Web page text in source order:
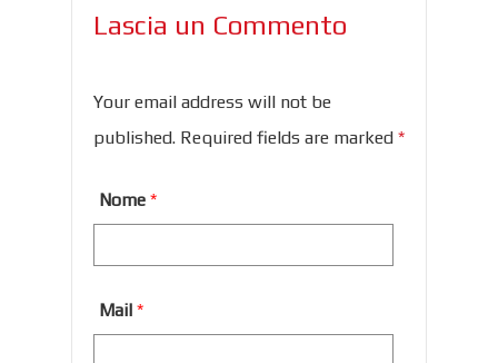
Lascia un Commento
Your email address will not be
published. Required fields are marked *
Nome *
Mail *